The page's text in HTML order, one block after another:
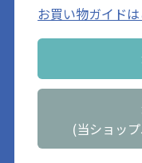
お買い物ガイド
(当ショッ